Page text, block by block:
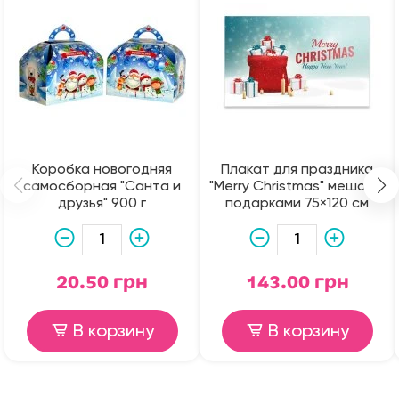
Коробка новогодняя
самосборная "Санта и
друзья" 900 г
20.50 грн
В корзину
Плакат для праздника
"Merry Christmas" мешок с
подарками 75×120 см
143.00 грн
В корзину